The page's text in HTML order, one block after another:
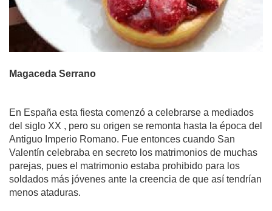
Magaceda Serrano
En España esta fiesta comenzó a celebrarse a mediados
del siglo XX , pero su origen se remonta hasta la época del
Antiguo Imperio Romano. Fue entonces cuando San
Valentín celebraba en secreto los matrimonios de muchas
parejas, pues el matrimonio estaba prohibido para los
soldados más jóvenes ante la creencia de que así tendrían
menos ataduras.